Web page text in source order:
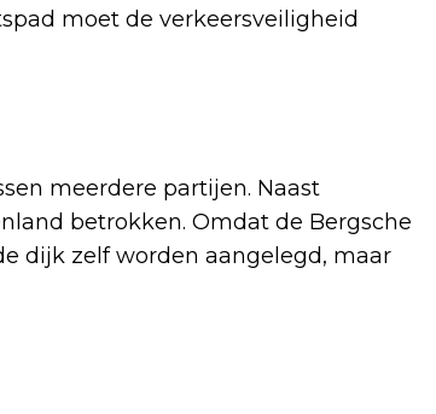
moet de verkeersveiligheid
meerdere partijen. Naast
betrokken. Omdat de Bergsche
dijk zelf worden aangelegd, maar